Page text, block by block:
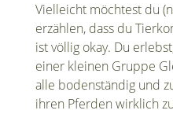
Vielleicht möchtest du
erzählen, dass du
ist völlig okay. Du
einer kleinen Gruppe
alle bodenständig und
ihren Pferden wirklich